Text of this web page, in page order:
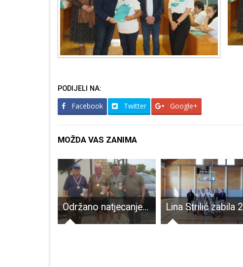
PODIJELI NA:
Facebook Twitter Google+
MOŽDA VAS ZANIMA
Održano natjecanje u ribolovu na plovak za ribiče starije od 40 godina